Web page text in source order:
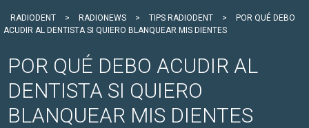
RADIODENT > RADIONEWS > TIPS RADIODENT >
POR QUÉ DEBO
ACUDIR AL DENTISTA SI QUIERO BLANQUEAR MIS DIENTES
POR QUÉ DEBO ACUDIR AL
DENTISTA SI QUIERO
BLANQUEAR MIS DIENTES